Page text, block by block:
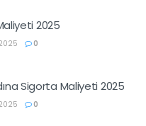
2025
0
Sigorta Maliyeti 2025
0